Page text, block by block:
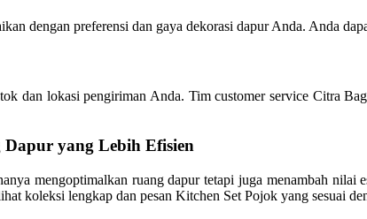
dengan preferensi dan gaya dekorasi dapur Anda. Anda
dan lokasi pengiriman Anda. Tim customer service Citra
Dapur yang Lebih Efisien
mengoptimalkan ruang dapur tetapi juga menambah nilai
koleksi lengkap dan pesan Kitchen Set Pojok yang sesuai